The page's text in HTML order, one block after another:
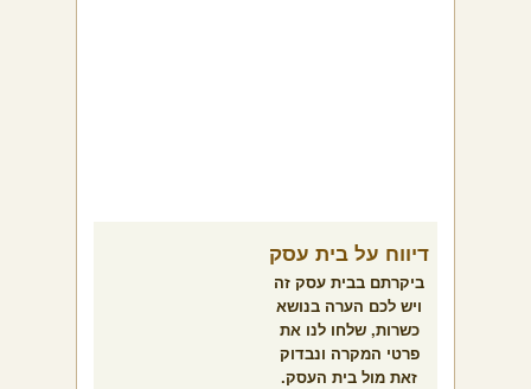
דיווח על בית עסק
ביקרתם בבית עסק זה
ויש לכם הערה בנושא
כשרות, שלחו לנו את
פרטי המקרה ונבדוק
זאת מול בית העסק.